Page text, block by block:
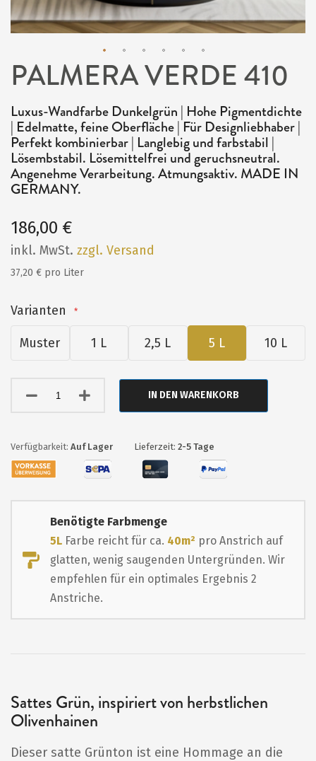
Zum
der
Bildergalerie
springen
PALMERA VERDE 410
Luxus-Wandfarbe Dunkelgrün | Hohe Pigmentdichte
| Edelmatte, feine Oberfläche | Für Designliebhaber |
Perfekt kombinierbar | Langlebig und farbstabil |
Lösembstabil. Lösemittelfrei und geruchsneutral.
Angenehme Verarbeitung. Atmungsaktiv. MADE IN
GERMANY.
186,00 €
inkl. MwSt. zzgl. Versand
37,20 € pro Liter
Varianten
Muster 1 L 2,5 L 5 L 10 L
IN DEN WARENKORB
Auf Lager Lieferzeit: 2-5 Tage
Benötigte Farbmenge
5L Farbe reicht für ca. 40m² pro Anstrich auf
glatten, wenig saugenden Untergründen. Wir
empfehlen für ein optimales Ergebnis 2
Anstriche.
Sattes Grün, inspiriert von herbstlichen
Olivenhainen
Dieser satte Grünton ist eine Hommage an die